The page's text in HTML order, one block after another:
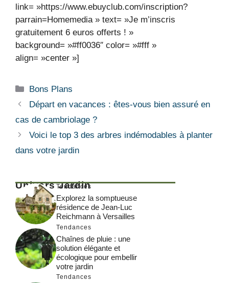
link= »https://www.ebuyclub.com/inscription?
parrain=Homemedia » text= »Je m’inscris
gratuitement 6 euros offerts ! »
background= »#ff0036″ color= »#fff »
align= »center »]
Catégories
Bons Plans
Départ en vacances : êtes-vous bien assuré en
cas de cambriolage ?
Voici le top 3 des arbres indémodables à planter
dans votre jardin
Univers Jardin
Tendances
Explorez la somptueuse
résidence de Jean-Luc
Reichmann à Versailles
Tendances
Chaînes de pluie : une
solution élégante et
écologique pour embellir
votre jardin
Tendances